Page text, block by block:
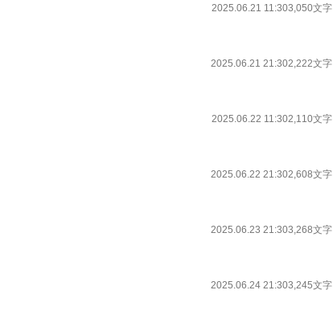
2025.06.21 11:303,050文字
2025.06.21 21:302,222文字
2025.06.22 11:302,110文字
2025.06.22 21:302,608文字
2025.06.23 21:303,268文字
2025.06.24 21:303,245文字